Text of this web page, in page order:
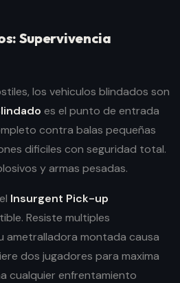
Supervivencia
los vehiculos blindados son
es el punto de entrada
contra balas pequeñas
dificiles con seguridad total.
y armas pesadas.
Insurgent Pick-up
Resiste multiples
ametralladora montada causa
dos jugadores para maxima
cualquier enfrentamiento